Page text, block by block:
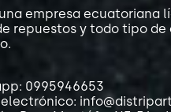
empresa ecuatoriana
repuestos y todo tipo
0995946653